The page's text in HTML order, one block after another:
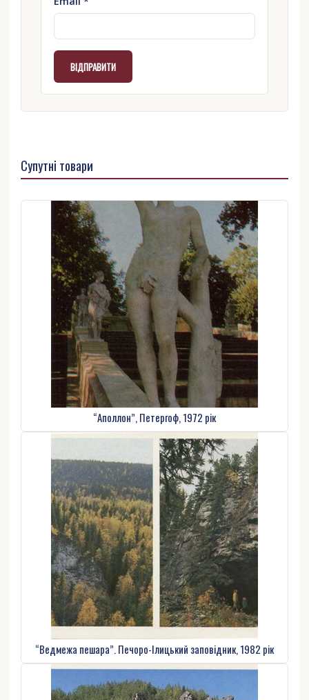
Супутні товари
“Аполлон”, Петергоф, 1972 рік
“Ведмежа пешара”. Печоро-Ілицький заповідник, 1982 рік